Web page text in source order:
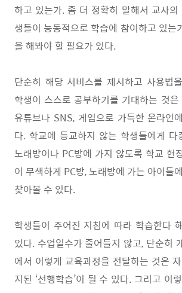
하고 있는가.좀 더 정확히 말해서 교사
생들이 능동적으로 학습에 참여하고 있는
을 해봐야 할 필요가 있다.
단순히 해당 서비스를 제시하고 사용법
학생이 스스로 공부하기를 기대하는 것
유튜브나 SNS, 게임으로 가득한 온라인
다. 학교에 등교하지 않는 학생들에게 다
노래방이나 PC방에 가지 않도록 학교 현
이 무색하게 PC방,노래방에 가는 아이들
찾아볼 수 있다.
학생들이 주어진 지침에 따라 학습한다
있다. 수업일수가 줄어들지 않고, 단순히
에서 이렇게 교육과정을 전달하는 것은
지된 ‘선행학습’이 될 수 있다. 그리고 이